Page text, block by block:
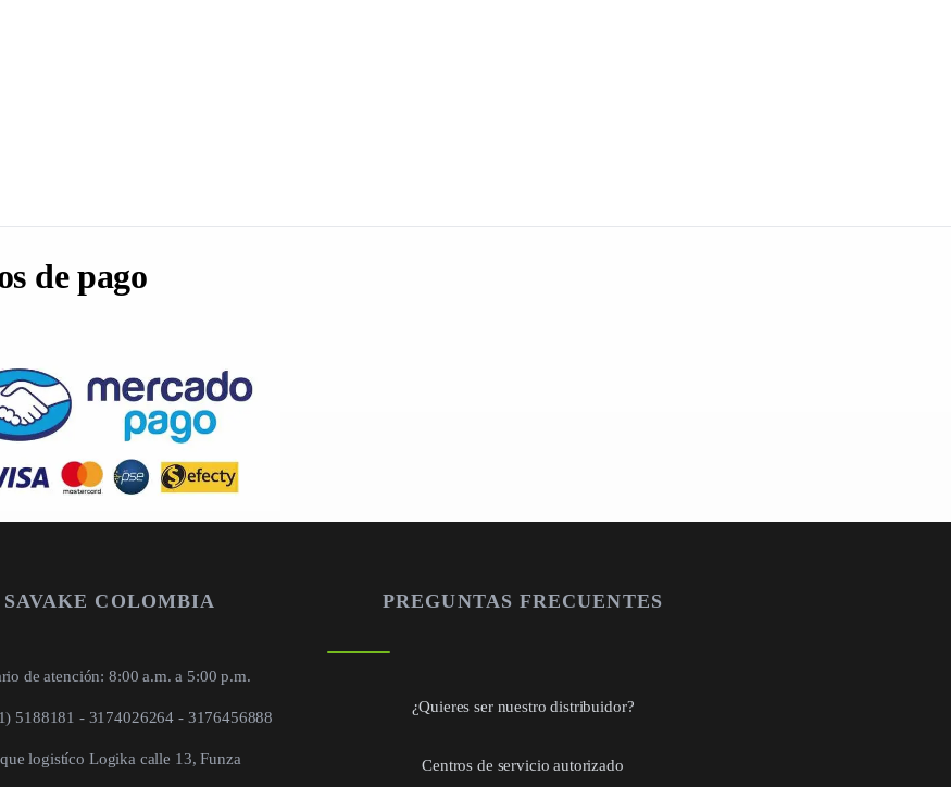
de pago
SAVAKE COLOMBIA
de atención: 8:00 a.m. a 5:00 p.m.
5188181 - 3174026264 - 3176456888
logistíco Logika calle 13, Funza
PREGUNTAS FRECUENTES
¿Quieres ser nuestro distribuidor?
Centros de servicio autorizado